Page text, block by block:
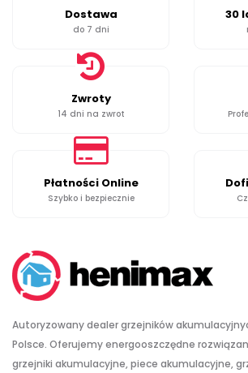
Dostawa
do 7 dni
30
Zwroty
14 dni na zwrot
Płatności Online
Szybko i bezpiecznie
Autoryzowany dealer grzejników
Polsce. Oferujemy energooszczędne
grzejniki akumulacyjne, piece akumulacyjne,